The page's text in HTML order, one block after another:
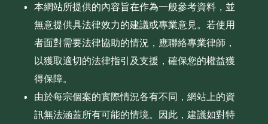
本網站所提供的內容旨在作為一般參考資料，並
無意提供具法律效力的建議或專業意見。若使用
者面對需要法律協助的情況，應聯絡專業律師，
以獲取適切的法律指引及支援，確保您的權益獲
得保障。
由於每宗個案的實際情況各有不同，網站上的資
訊無法涵蓋所有可能的情境。因此，建議如對特